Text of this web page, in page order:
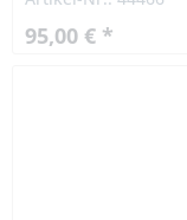
Technische Daten:...
95,00 € *